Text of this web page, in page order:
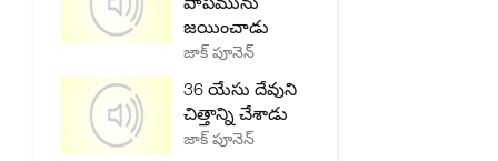
జయించాడు
జాక్ పూనెన్
36 యేసు దేవుని
చిత్తాన్ని చేశాడు
జాక్ పూనెన్